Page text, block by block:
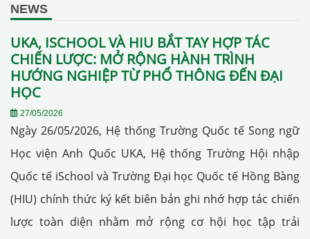
NEWS
UKA, ISCHOOL VÀ HIU BẮT TAY HỢP TÁC
CHIẾN LƯỢC: MỞ RỘNG HÀNH TRÌNH
HƯỚNG NGHIỆP TỪ PHỔ THÔNG ĐẾN ĐẠI
HỌC
27/05/2026
Ngày 26/05/2026, Hệ thống Trường Quốc tế Song ngữ
Học viện Anh Quốc UKA, Hệ thống Trường Hội nhập
Quốc tế iSchool và Trường Đại học Quốc tế Hồng Bàng
(HIU) chính thức ký kết biên bản ghi nhớ hợp tác chiến
lược toàn diện nhằm mở rộng cơ hội học tập trải